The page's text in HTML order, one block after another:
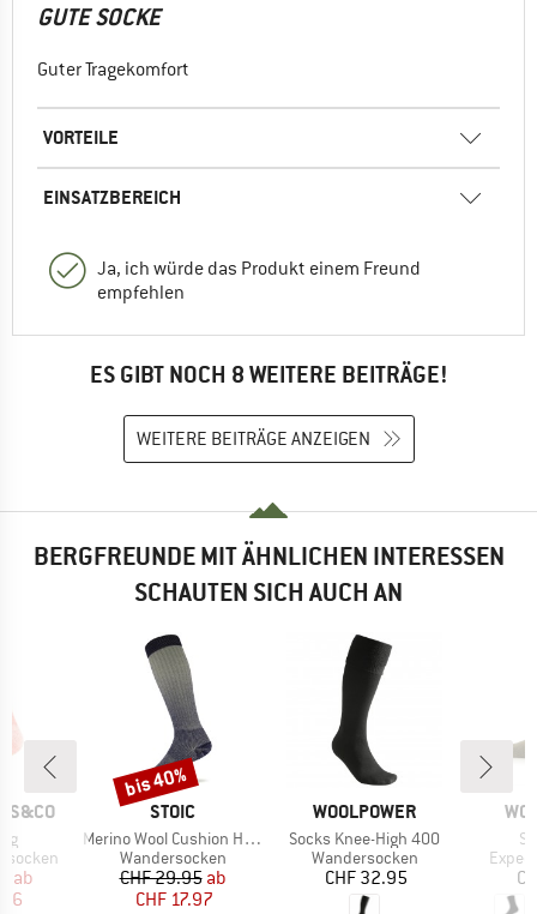
GUTE SOCKE
Guter Tragekomfort
VORTEILE
EINSATZBEREICH
Ja, ich würde das Produkt einem Freund
empfehlen
ES GIBT NOCH 8 WEITERE BEITRÄGE!
WEITERE BEITRÄGE ANZEIGEN
BERGFREUNDE MIT ÄHNLICHEN INTERESSEN
SCHAUTEN SICH AUCH AN
Preis
ab
MARKE
STOIC
Artikel
Merino Wool Cushion Heavy Long Socks
Produktgruppe
Wandersocken
Preis
CHF 29.95reduzierter Preis
ab
CHF 17.97
Rabatt
bis 40%
MARKE
WOOLPOWER
Artikel
Socks Knee-High 400
Produktgruppe
Wandersocken
Preis
CHF 32.95